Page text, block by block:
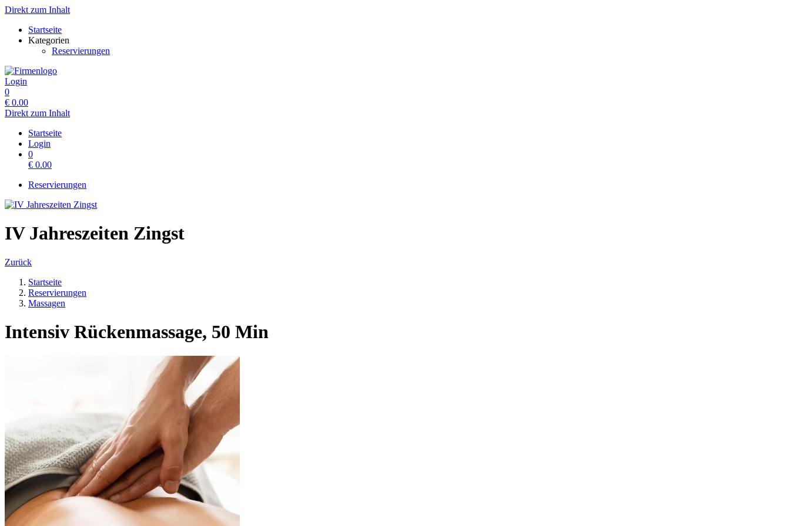
Direkt zum Inhalt
Startseite
Kategorien
Reservierungen
Login
0
€ 0.00
Direkt zum Inhalt
Startseite
Login
0
€ 0.00
Reservierungen
IV Jahreszeiten Zingst
Zurück
Startseite
Reservierungen
Massagen
Intensiv Rückenmassage, 50 Min